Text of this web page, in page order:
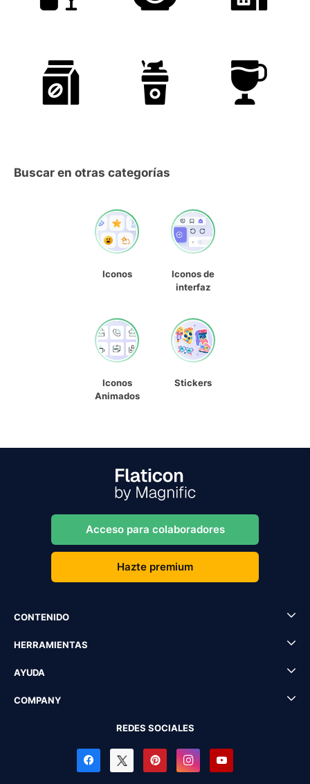
Buscar en otras categorías
Iconos
Iconos de
interfaz
Iconos
Animados
Stickers
Acceso para colaboradores
Hazte premium
CONTENIDO
HERRAMIENTAS
AYUDA
COMPANY
REDES SOCIALES